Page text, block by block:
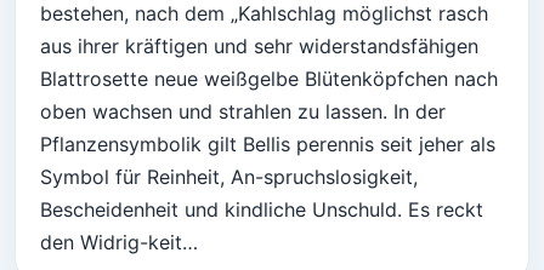
bestehen, nach dem „Kahlschlag möglichst rasch
aus ihrer kräftigen und sehr widerstandsfähigen
Blattrosette neue weißgelbe Blütenköpfchen nach
oben wachsen und strahlen zu lassen. In der
Pflanzensymbolik gilt Bellis perennis seit jeher als
Symbol für Reinheit, An-spruchslosigkeit,
Bescheidenheit und kindliche Unschuld. Es reckt
den Widrig-keit…